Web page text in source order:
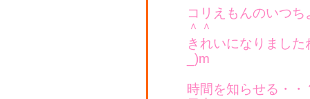
コリえもんのいつ
＾＾
きれいになりまし
_)m
時間を知らせる・